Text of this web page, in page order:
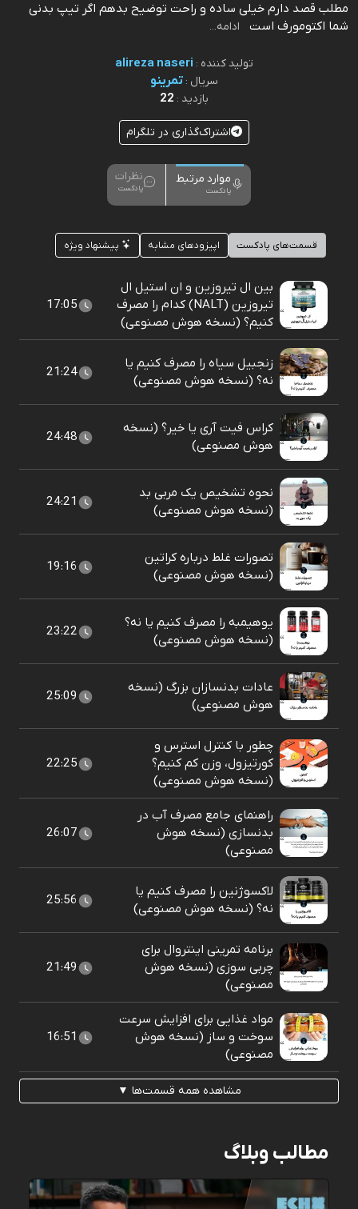
مطلب قصد دارم خیلی ساده و راحت توضیح بدهم اگر تیپ بدنی
شما اکتومورف است⁠⁠⁠⁠⁠⁠⁠⁠⁠⁠⁠⁠⁠⁠⁠⁠⁠⁠⁠⁠⁠⁠⁠⁠⁠⁠⁠⁠⁠⁠⁠⁠⁠⁠⁠⁠⁠⁠⁠⁠⁠⁠⁠⁠⁠⁠⁠⁠⁠⁠⁠⁠⁠⁠⁠⁠⁠⁠⁠⁠⁠⁠⁠⁠⁠⁠⁠⁠⁠⁠⁠⁠⁠⁠⁠⁠⁠⁠⁠⁠⁠⁠⁠⁠⁠⁠⁠⁠⁠⁠⁠⁠⁠⁠⁠⁠⁠⁠⁠⁠⁠⁠⁠⁠⁠⁠⁠⁠⁠⁠⁠⁠⁠⁠⁠⁠⁠⁠⁠⁠⁠⁠⁠⁠⁠⁠⁠⁠⁠⁠⁠⁠⁠⁠⁠⁠⁠⁠⁠⁠⁠⁠⁠⁠⁠⁠⁠⁠⁠⁠
ادامه...
تولید کننده : alireza naseri
سریال :تمرینو
بازدید : 22
اشتراک‌گذاری در تلگرام
موارد مرتبط
پادکست
نظرات
پادکست
قسمت‌های پادکست اپیزودهای مشابه پیشنهاد ویژه
بین ال تیروزین و ان استیل ال
تیروزین (NALT) کدام را مصرف
کنیم؟ (نسخه هوش مصنوعی)
17:05
زنجبیل سیاه را مصرف کنیم یا
نه؟ (نسخه هوش مصنوعی)
21:24
کراس فیت آری یا خیر؟ (نسخه
هوش مصنوعی)
24:48
نحوه تشخیص یک مربی بد
(نسخه هوش مصنوعی)
24:21
تصورات غلط درباره کراتین
(نسخه هوش مصنوعی)
19:16
یوهیمبه را مصرف کنیم یا نه؟
(نسخه هوش مصنوعی)
23:22
عادات بدنسازان بزرگ (نسخه
هوش مصنوعی)
25:09
چطور با کنترل استرس و
کورتیزول، وزن کم کنیم؟
(نسخه هوش مصنوعی)
22:25
راهنمای جامع مصرف آب در
بدنسازی (نسخه هوش
مصنوعی)
26:07
لاکسوژنین را مصرف کنیم یا
نه؟ (نسخه هوش مصنوعی)
25:56
برنامه تمرینی اینتروال برای
چربی سوزی (نسخه هوش
مصنوعی)
21:49
مواد غذایی برای افزایش سرعت
سوخت و ساز (نسخه هوش
مصنوعی)
16:51
مشاهده همه قسمت‌ها ▼
مطالب وبلاگ